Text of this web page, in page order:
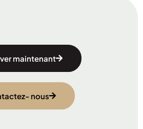
maintenant
nous